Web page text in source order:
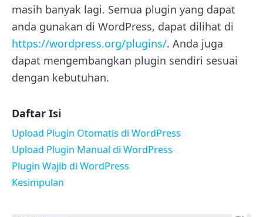
masih banyak lagi. Semua plugin yang dapat
anda gunakan di WordPress, dapat dilihat di
https://wordpress.org/plugins/. Anda juga
dapat mengembangkan plugin sendiri sesuai
dengan kebutuhan.
Daftar Isi
Upload Plugin Otomatis di WordPress
Upload Plugin Manual di WordPress
Plugin Wajib di WordPress
Kesimpulan